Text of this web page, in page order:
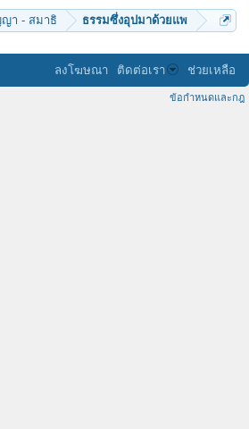
า - สมาธิ ธรรมซึ่งอุปมาด้วยแพ
ลงโฆษณา ติดต่อเรา ช่วยเหลือ
ข้อกำหนดและกฎ